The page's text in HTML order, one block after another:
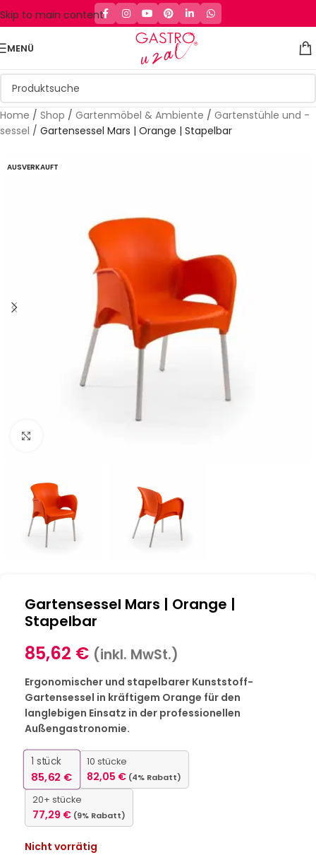
Skip to main content
MENÜ
Home / Shop / Gartenmöbel & Ambiente / Gartenstühle und -
sessel / Gartensessel Mars | Orange | Stapelbar
AUSVERKAUFT
Gartensessel Mars | Orange |
Stapelbar
85,62 € (inkl. MwSt.)
Ergonomischer und stapelbarer Kunststoff-
Gartensessel in kräftigem Orange für den
langlebigen Einsatz in der professionellen
Außengastronomie.
1 stück
85,62 €
10 stücke
82,05 € (4% Rabatt)
20+ stücke
77,29 € (9% Rabatt)
Nicht vorrätig